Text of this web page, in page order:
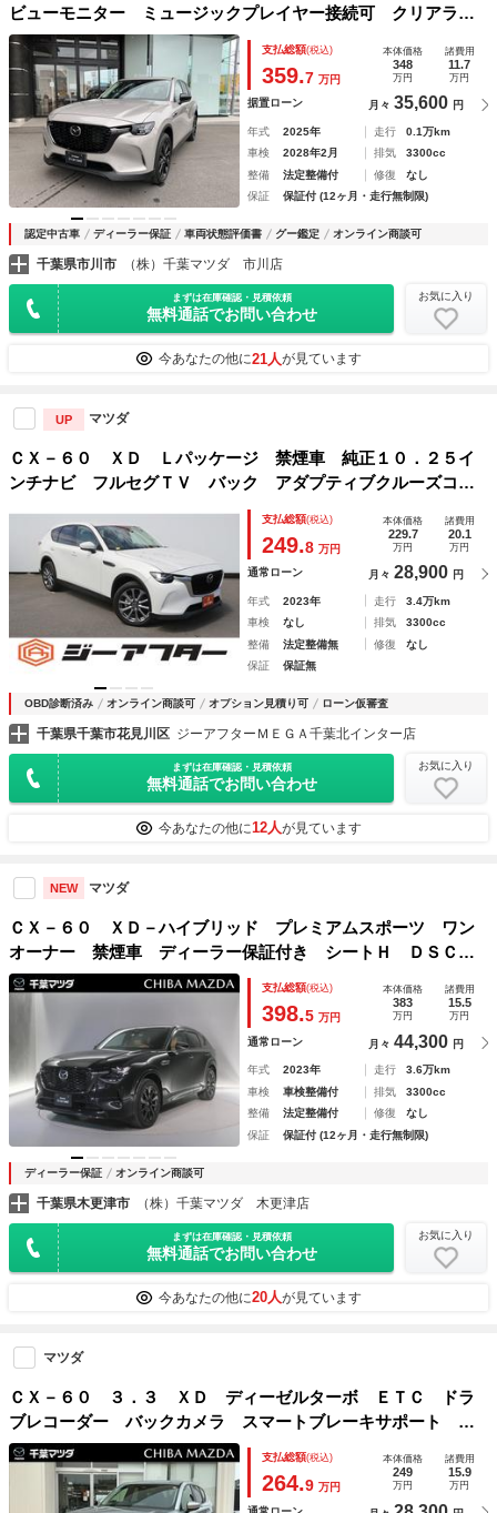
ビューモニター ミュージックプレイヤー接続可 クリアラン
スソナー ＳＣＢＳ レーダークルーズコントロール メモリ
ーナビ フルセグＴＶ シートヒーター バックカメラ アラ
ウンドビューカメラ
支払総額(税込)
359.7 万円
本体価格
348
万円
諸費用
11.7
万円
据置ローン 月々 35,600 円
年式 2025年 走行
0.1万km
車検
2028年2月 排気
3300cc
整備
法定整備付 修復
なし
保証
保証付 (12ヶ月・走行無制限)
認定中古車 ディーラー保証 車両状態評価書 グー鑑定 オンライン商談可
千葉県市川市 （株）千葉マツダ 市川店
まずは在庫確認・見積依頼
無料通話でお問い合わせ
お気に入り
今あなたの他に21人が見ています
UP マツダ
ＣＸ－６０ ＸＤ Ｌパッケージ 禁煙車 純正１０．２５イ
ンチナビ フルセグＴＶ バック アダプティブクルーズコン
トロール 衝突被害軽減システム ブラインドスポットモニタ
ー シートヒーター ＬＥＤヘッドライト パワーシート
支払総額(税込)
249.8 万円
本体価格
229.7
万円
諸費用
20.1
万円
通常ローン 月々 28,900 円
年式 2023年 走行
3.4万km
車検
なし 排気
3300cc
整備
法定整備無 修復
なし
保証
保証無
OBD診断済み オンライン商談可 オプション見積り可 ローン仮審査
千葉県千葉市花見川区 ジーアフターＭＥＧＡ千葉北インター店
まずは在庫確認・見積依頼
無料通話でお問い合わせ
お気に入り
今あなたの他に12人が見ています
NEW マツダ
ＣＸ－６０ ＸＤ－ハイブリッド プレミアムスポーツ ワン
オーナー 禁煙車 ディーラー保証付き シートＨ ＤＳＣ
レーダークルーズコントロール ナビＴＶ ＬＥＤヘッドライ
ト Ｐシート 本革シート ＥＴＣ アルミホイール メモリ
ーナビ スマートキー ４ＷＤ
支払総額(税込)
398.5 万円
本体価格
383
万円
諸費用
15.5
万円
通常ローン 月々 44,300 円
年式 2023年 走行
3.6万km
車検
車検整備付 排気
3300cc
整備
法定整備付 修復
なし
保証
保証付 (12ヶ月・走行無制限)
ディーラー保証 オンライン商談可
千葉県木更津市 （株）千葉マツダ 木更津店
まずは在庫確認・見積依頼
無料通話でお問い合わせ
お気に入り
今あなたの他に20人が見ています
マツダ
ＣＸ－６０ ３．３ ＸＤ ディーゼルターボ ＥＴＣ ドラ
ブレコーダー バックカメラ スマートブレーキサポート Ｌ
ＥＤヘッドライト アダプティブクルーズコントロール オー
トエアコン 地デジ キーレス ＥＴＣ アルミホイール エ
アバック
支払総額(税込)
264.9 万円
本体価格
249
万円
諸費用
15.9
万円